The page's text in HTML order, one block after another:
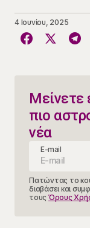
4 Ιουνίου, 2025
Μείνετε
πιο
νέα
E-mail
Πατώντας το
διαβάσει και
τους Όρους